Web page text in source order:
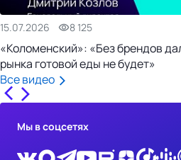
15.07.2026 8 125
«Коломенский»: «Без брендов
рынка готовой еды не будет»
Все видео
Мы в соцсетях